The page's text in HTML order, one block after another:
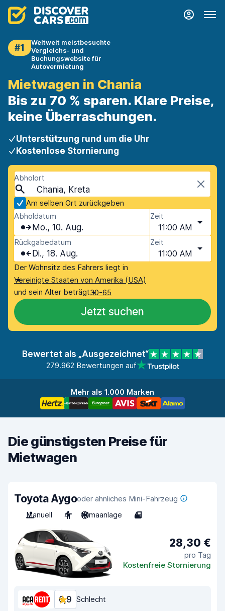
#1
Weltweit meistbesuchte
Vergleichs- und
Buchungswebsite für
Autovermietung
Mietwagen in Chania
Bis zu 70 % sparen. Klare Preise,
keine Überraschungen.
Unterstützung rund um die Uhr
Kostenlose Stornierung
Abholort
Chania, Kreta
Am selben Ort zurückgeben
Abholdatum
Mo., 10. Aug.
Zeit
11:00 AM
Rückgabedatum
Di., 18. Aug.
Zeit
11:00 AM
Der Wohnsitz des Fahrers liegt in
Vereinigte Staaten von Amerika (USA)
und sein Alter beträgt30-65
Jetzt suchen
Bewertet als „Ausgezeichnet“
279.962 Bewertungen auf
Mehr als 1.000 Marken
Die günstigsten Preise für
Mietwagen
Toyota Aygooder ähnliches Mini-Fahrzeug
Manuell
4 Klimaanlage 4
28,30 €
pro Tag
Kostenfreie Stornierung
6,9 Schlecht